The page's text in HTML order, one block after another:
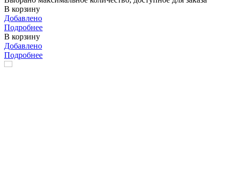
В корзину
Добавлено
Подробнее
В корзину
Добавлено
Подробнее